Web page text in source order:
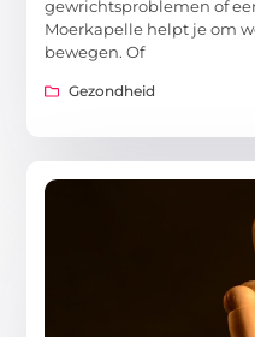
gewrichtsproblemen of
Moerkapelle helpt je om
bewegen. Of
Gezondheid